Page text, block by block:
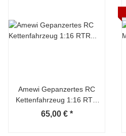
Amewi Gepanzertes RC
Kettenfahrzeug 1:16 RTR
olivgrün/weiß
65,00 € *